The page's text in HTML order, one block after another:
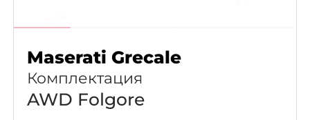
Cadillac(231)
Maserati(221)
Peugeot(220)
Maserati Grecale
Комплектация
AWD Folgore